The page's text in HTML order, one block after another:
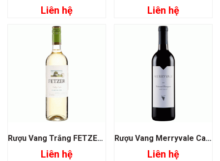
Liên hệ Liên hệ
Rượu Vang Trắng FETZER Fume Blanc
Liên hệ
Rượu Vang Merryvale Cabernet Sauvignon
Liên hệ